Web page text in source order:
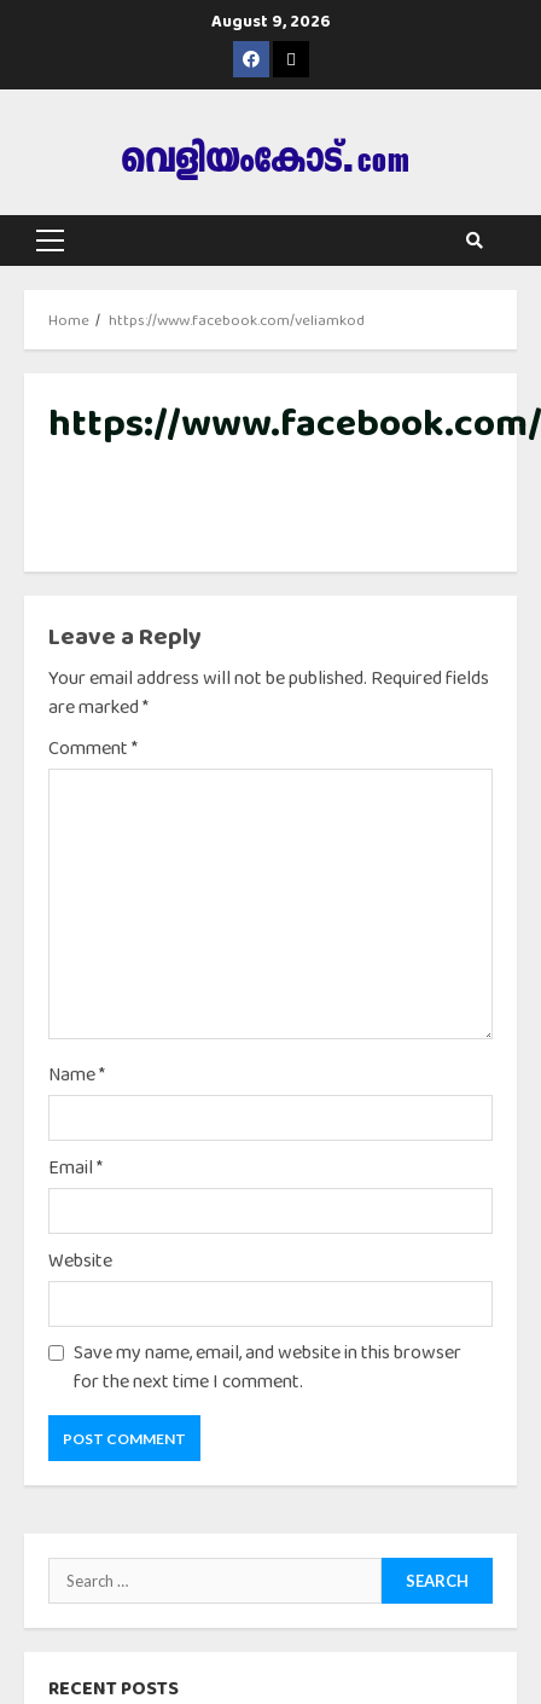
August 9, 2026
Facebookinfo@veliankode.com
Primary
Home https://www.facebook.com/veliamkod
https://
Leave a Reply
Your email address will not be published. Required fields
are marked*
Comment*
Name*
Email*
Website
Save my name, email, and website in this browser
for the next time I comment.
Search
for:
RECENT POSTS